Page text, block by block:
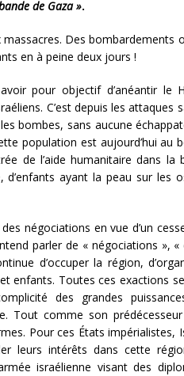
de Gaza ».
Des bombardements
en à peine deux jours !
pour objectif d’anéantir le
C’est depuis les attaques
bombes, sans aucune
population est aujourd’hui au
de l’aide humanitaire dans la
d’enfants ayant la peau sur
négociations en vue d’un
parler de « négociations », «
d’occuper la région,
enfants. Toutes ces exactions
des grandes
Tout comme son
Pour ces États impérialistes,
leurs intérêts dans cette
israélienne visant des